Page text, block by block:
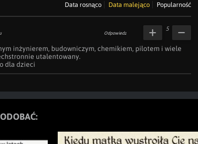
Data rosnąco Data malejąco Popularność
Odpowiedz
inżynierem, budowniczym, chemikiem, pilotem i wiele
utalentowany.
dla dzieci
5